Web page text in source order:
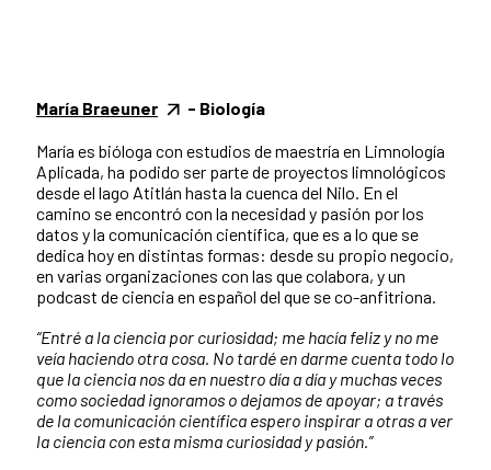
María Braeuner - Biología
​​María es bióloga con estudios de maestría en Limnología
Aplicada, ha podido ser parte de proyectos limnológicos
desde el lago Atitlán hasta la cuenca del Nilo. En el
camino se encontró con la necesidad y pasión por los
datos y la comunicación científica, que es a lo que se
dedica hoy en distintas formas: desde su propio negocio,
en varias organizaciones con las que colabora, y un
podcast de ciencia en español del que se co-anfitriona.
“Entré a la ciencia por curiosidad; me hacía feliz y no me
veía haciendo otra cosa. No tardé en darme cuenta todo lo
que la ciencia nos da en nuestro día a día y muchas veces
como sociedad ignoramos o dejamos de apoyar; a través
de la comunicación científica espero inspirar a otras a ver
la ciencia con esta misma curiosidad y pasión.”